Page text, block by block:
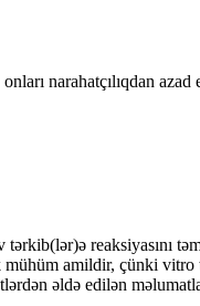
narahatçılıqdan
reaksiyasını
amildir, çünki vitro
əldə edilən